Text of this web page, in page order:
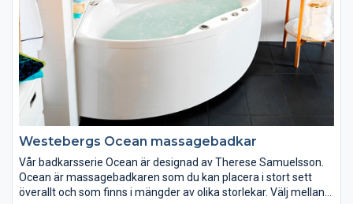
Westebergs Ocean massagebadkar
Vår badkarsserie Ocean är designad av Therese Samuelsson.
Ocean är massagebadkaren som du kan placera i stort sett
överallt och som finns i mängder av olika storlekar. Välj mellan